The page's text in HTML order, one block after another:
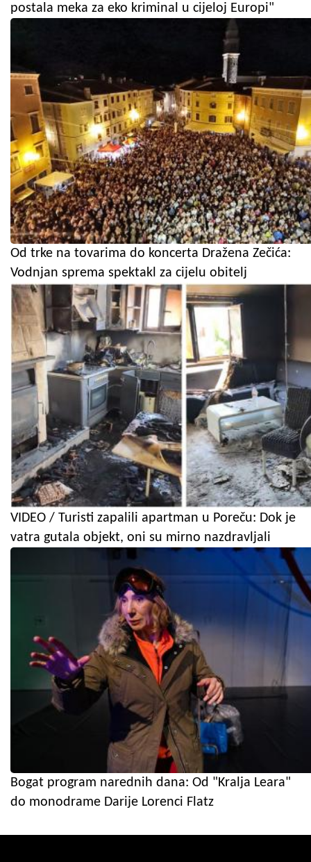
postala meka za eko kriminal u cijeloj Europi"
Od trke na tovarima do koncerta Dražena Zečića:
Vodnjan sprema spektakl za cijelu obitelj
VIDEO / Turisti zapalili apartman u Poreču: Dok je
vatra gutala objekt, oni su mirno nazdravljali
Bogat program narednih dana: Od "Kralja Leara"
do monodrame Darije Lorenci Flatz